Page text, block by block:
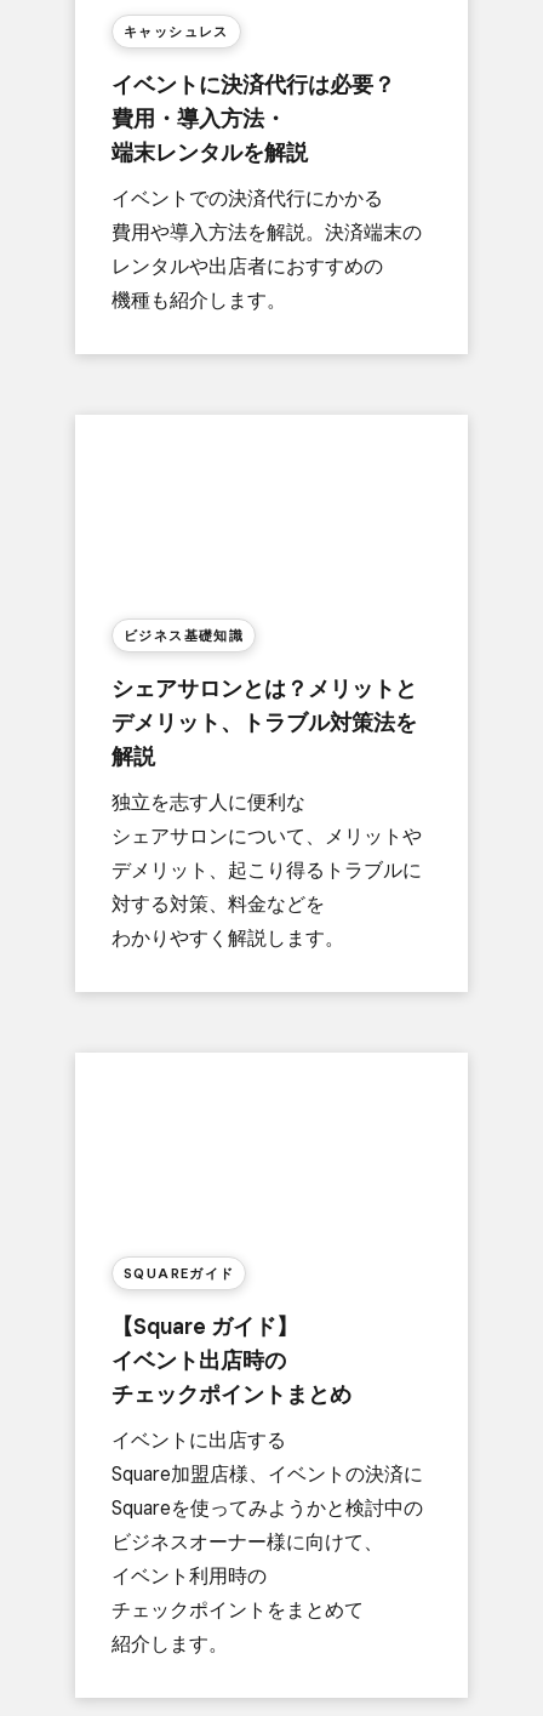
キャッシュレス
イベントに​決済代行は​必要？​
費用・導入方​法・
端末レンタルを​解説
イベントでの​決済代行に​かかる​
費用や導入方​法を​解説。​決済端末の​
レンタルや​出店者に​おすすめの​
機種も​紹介します。
ビジネス基礎知識
シェアサロンとは？​メリットと​
デメリット、​トラブル対策法を​
解説
独立を​志す人に​便利な​
シェアサロンに​ついて、​メリットや​
デメリット、​起こり得る​トラブルに​
対する​対策、​料金などを​
わかりやすく​解説します。
SQUAREガイド
【Square ガイド】
イベント出店時の​
チェックポイントまとめ
イベントに​出店する​
Square加盟店様、​イベントの​決済に​
Squareを​使ってみようかと​検討中の​
ビジネスオーナー様に​向けて、​
イベント利用時の​
チェックポイントを​まとめて​
紹介します。